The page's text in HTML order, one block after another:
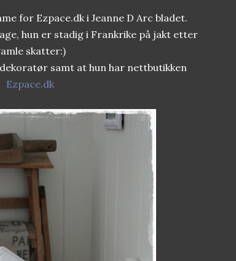
for Ezpace.dk i Jeanne D Arc bladet.
hun er stadig i Frankrike på jakt etter
skatter:)
samt at hun har nettbutikken
Ezpace.dk